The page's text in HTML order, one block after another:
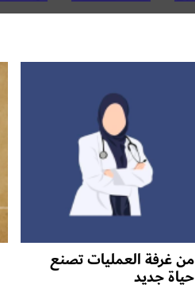
من غرفة العمليات تصنع
حياة جديد